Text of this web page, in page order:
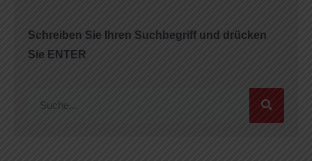
Schreiben Sie Ihren Suchbegriff und drücken
Sie ENTER